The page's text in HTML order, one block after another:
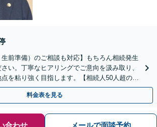
生前準備）のご相談も対応】もちろん相続発生
い。丁寧なヒアリングでご意向を汲み取り、
点を粘り強く目指します。【相続人50人超の交
談可】【西18丁目駅徒歩1分】
料金表を見る
合わせ メールで面談予約